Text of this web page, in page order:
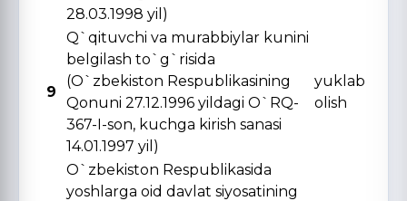
28.03.1998 yil)
9
Q`qituvchi va murabbiylar kunini
belgilash to`g`risida
(O`zbekiston Respublikasining
Qonuni 27.12.1996 yildagi O`RQ-
367-I-son, kuchga kirish sanasi
14.01.1997 yil)
yuklab
olish
O`zbekiston Respublikasida
yoshlarga oid davlat siyosatining